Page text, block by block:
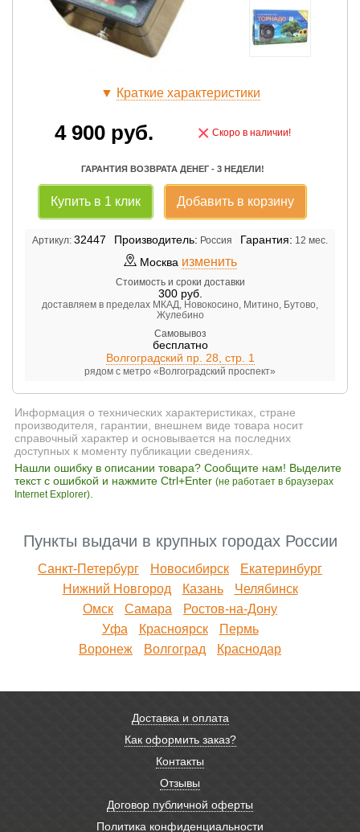
▼ Краткие характеристики
4 900 руб. × Скоро в наличии!
ГАРАНТИЯ ВОЗВРАТА ДЕНЕГ - 3 НЕДЕЛИ!
Купить в 1 клик Добавить в корзину
Артикул: 32447 Производитель: Россия Гарантия: 12 мес.
Москва изменить
Стоимость и сроки доставки
300руб.
доставляем в пределах МКАД, Новокосино, Митино, Бутово,
Жулебино
Самовывоз
бесплатно
Волгоградский пр. 28, стр. 1
рядом с метро «Волгоградский проспект»
Информация о технических характеристиках, стране
производителя, гарантии, внешнем виде товара носит
справочный характер и основывается на последних
доступных к моменту публикации сведениях.
Нашли ошибку в описании товара? Сообщите нам! Выделите
текст с ошибкой и нажмите Ctrl+Enter (не работает в браузерах
Internet Explorer)
Пункты выдачи в крупных городах России
Санкт-Петербург Новосибирск
Екатеринбург
Нижний Новгород
Казань
Челябинск
Омск
Самара
Ростов-на-Дону
Уфа
Красноярск
Пермь
Воронеж
Волгоград Краснодар
Доставка и оплата
Как оформить заказ?
Контакты
Отзывы
Договор публичной оферты
Политика конфиденциальности